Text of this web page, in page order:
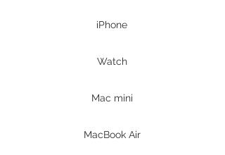
iPhone
Watch
Mac mini
MacBook Air